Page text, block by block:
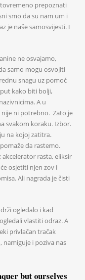
prepoznati
smo da su nam um i
je naše samosvijesti. I
ne osvajamo,
samo mogu osvojiti
snagu uz pomoć
kako biti bolji,
A u
nije ni potrebno. Zato je
svakom koraku. Izbor.
na kojoj zatitra.
da rastemo.
rasta, eliksir
osjetiti njen zov i
Ali nagrada je čisti
ogledalo i kad
vlastiti odraz. A
privlačan tračak
namiguje i poziva nas
but ourselves